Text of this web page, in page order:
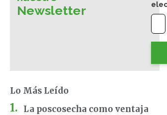
Newsletter
Lo Más Leído
La poscosecha como ventaja